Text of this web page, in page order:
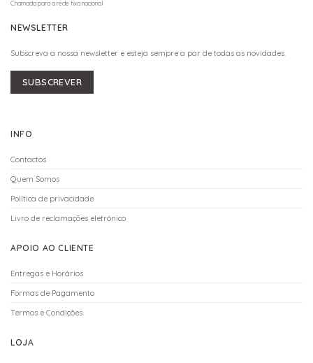
Chamada para a rede fixa nacional
NEWSLETTER
Subscreva a nossa newsletter e esteja sempre a par de todas as novidades.
SUBSCREVER
INFO
Contactos
Quem Somos
Política de privacidade
Livro de reclamações eletrónico
APOIO AO CLIENTE
Entregas e Horários
Formas de Pagamento
Termos e Condições
LOJA